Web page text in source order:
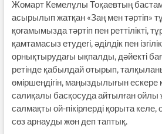
Жомарт Кемелұлы Тоқаевтың
асырылып жатқан «Заң мен тәртіп»
қоғамымызда тәртіп пен реттілікті,
қамтамасыз етудегі, әділдік пен
орнықтырудағы ықпалды, дәйекті
ретінде қабылдай отырып,
өміршеңдігін, маңыздылығын ескере
салиқалы басқосуда айтылған
салмақты ой-пікірлерді қорыта
сөз арнауды жөн деп таптық.